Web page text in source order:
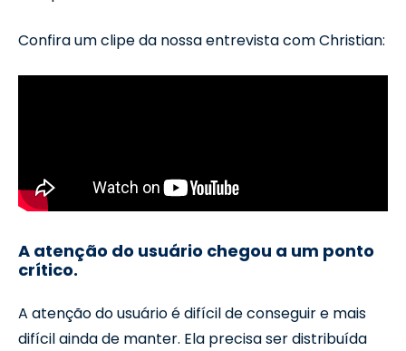
Confira um clipe da nossa entrevista com Christian:
A atenção do usuário chegou a um ponto
crítico.
A atenção do usuário é difícil de conseguir e mais
difícil ainda de manter. Ela precisa ser distribuída